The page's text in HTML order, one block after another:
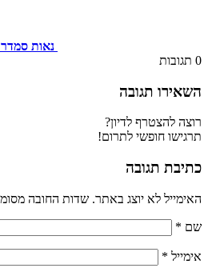
נאות סמדר – נ”ס
תגובה
לדיון?
חופשי לתרום!
תגובה
לא יוצג באתר. שדות החובה מסומנים*
*